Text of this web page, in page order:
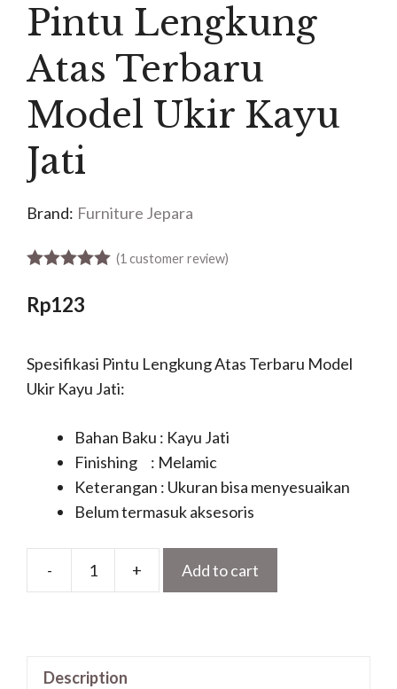
Pintu Lengkung
Atas Terbaru
Model Ukir Kayu
Jati
Brand: Furniture Jepara
(1 customer review)
Rp123
Spesifikasi Pintu Lengkung Atas Terbaru Model
Ukir Kayu Jati:
Bahan Baku : Kayu Jati
Finishing : Melamic
Keterangan : Ukuran bisa menyesuaikan
Belum termasuk aksesoris
-
Pintu
+ Add to cart
Description